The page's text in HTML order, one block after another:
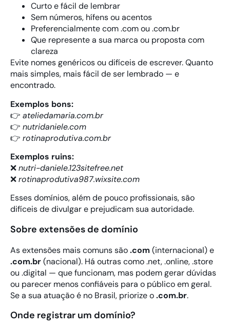
Curto e fácil de lembrar
Sem números, hífens ou acentos
Preferencialmente com .com ou .com.br
Que represente a sua marca ou proposta com
clareza
Evite nomes genéricos ou difíceis de escrever. Quanto
mais simples, mais fácil de ser lembrado — e
encontrado.
Exemplos bons:
👉 ateliedamaria.com.br
👉 nutridaniele.com
👉 rotinaprodutiva.com.br
Exemplos ruins:
❌nutri-daniele.123sitefree.net
❌rotinaprodutiva987.wixsite.com
Esses domínios, além de pouco profissionais, são
difíceis de divulgar e prejudicam sua autoridade.
Sobre extensões de domínio
As extensões mais comuns são.com (internacional) e
.com.br(nacional). Há outras como .net, .online, .store
ou .digital — que funcionam, mas podem gerar dúvidas
ou parecer menos confiáveis para o público em geral.
Se a sua atuação é no Brasil, priorize o.com.br.
Onde registrar um domínio?